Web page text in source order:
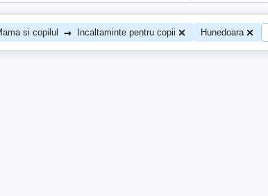
si copilul → Incaltaminte pentru copii Hunedoara